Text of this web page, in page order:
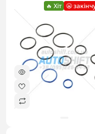
🔥 Хіт 😬